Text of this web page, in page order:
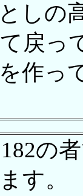
しの
戻っ
作っ
の
す。